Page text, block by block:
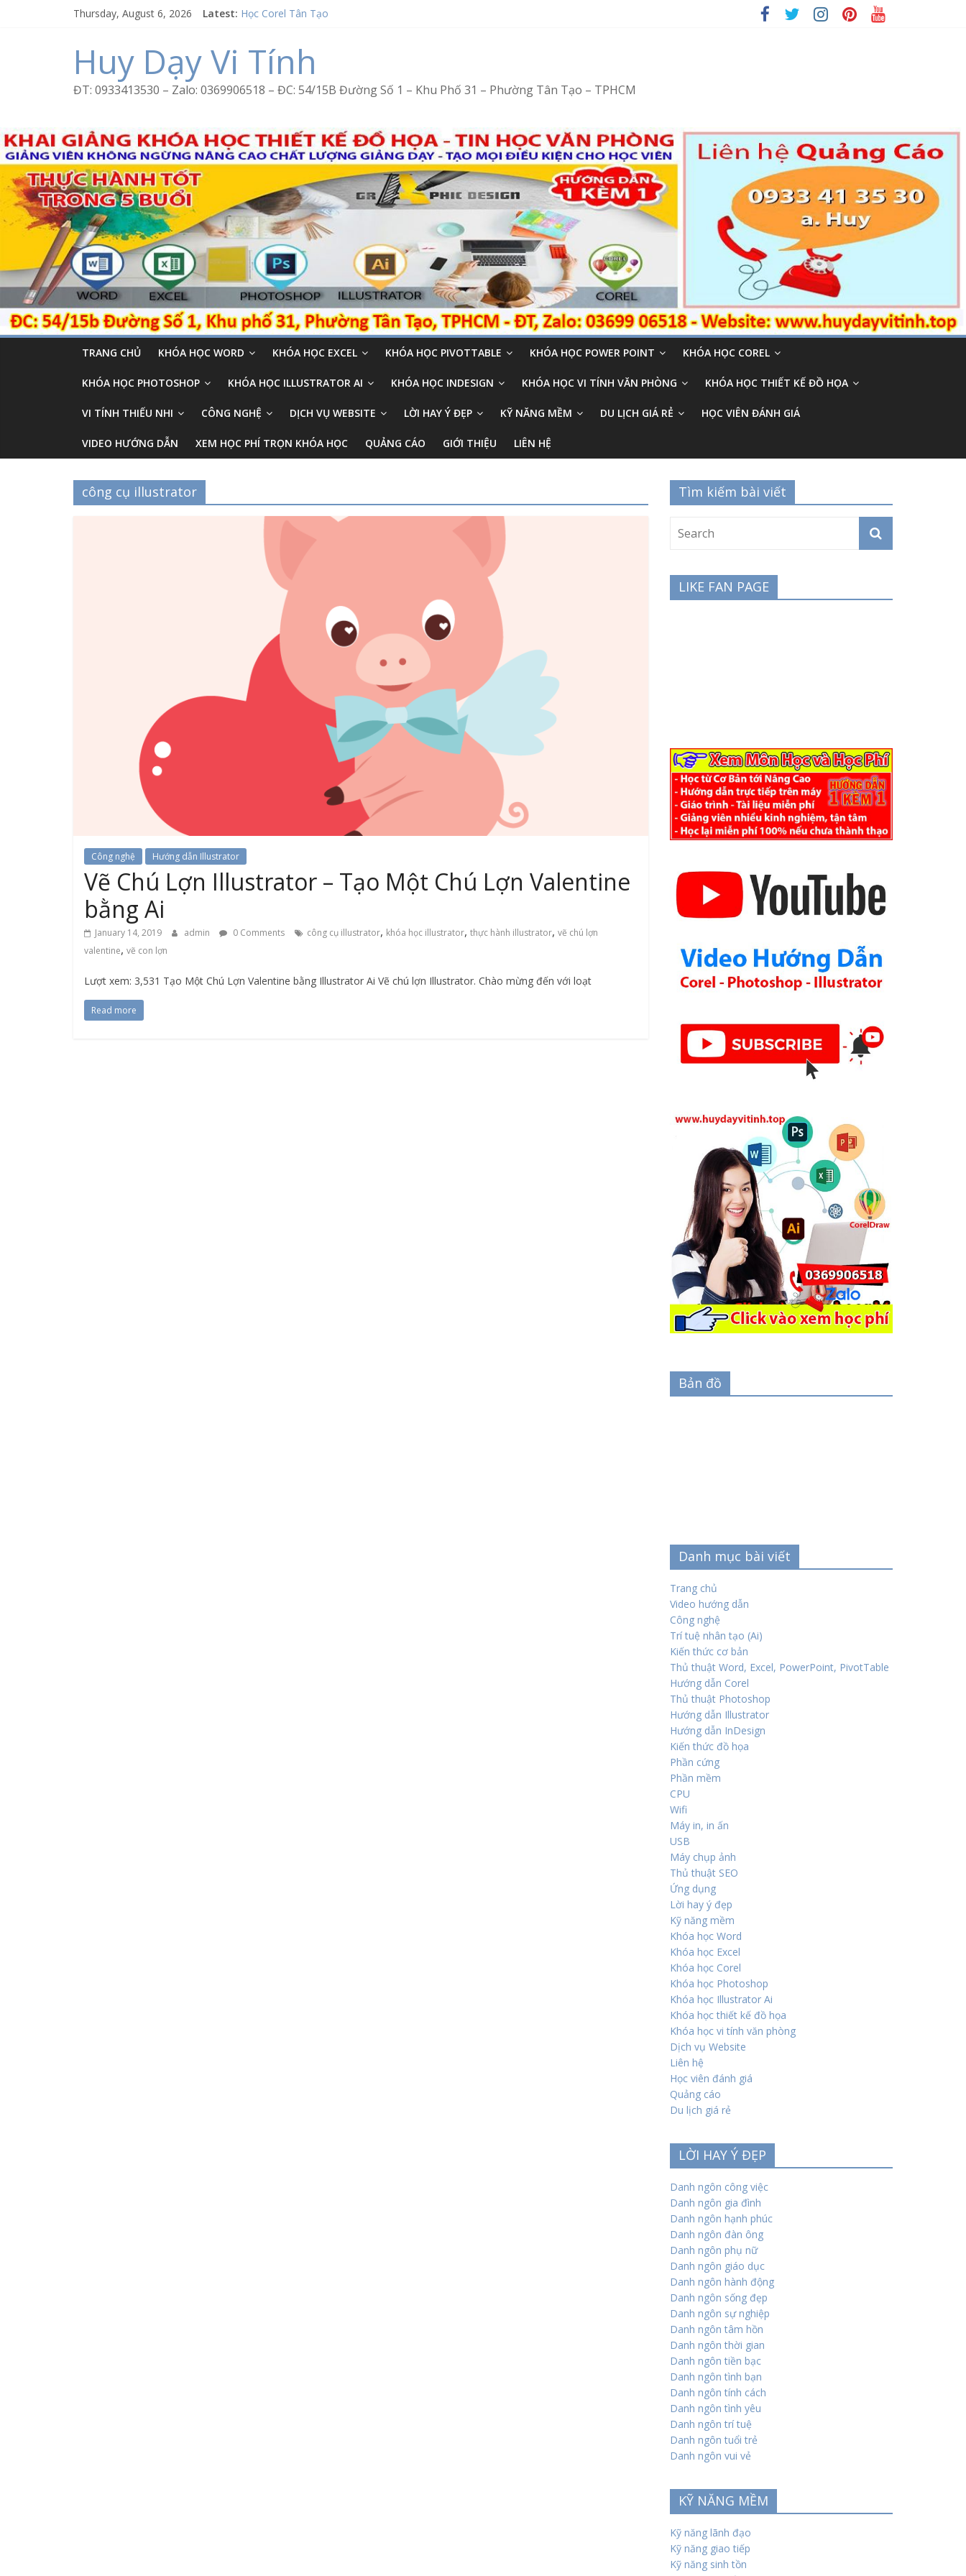
Thursday, August 6, 2026 Latest: Học Corel Tân Tạo
Excel Bình Trị Đông – Vi tính văn phòng cấp tốc
Word Bình Trị Đông – Tin học văn phòng cấp tốc
Huy Dạy Vi Tính
ĐT: 0933413530 – Zalo: 0369906518 – ĐC: 54/15B Đường Số 1 – Khu Phố 31 – Phường Tân Tạo – TPHCM
TRANG CHỦ KHÓA HỌC WORD KHÓA HỌC EXCEL KHÓA HỌC PIVOTTABLE KHÓA HỌC POWER POINT KHÓA HỌC COREL
KHÓA HỌC PHOTOSHOP KHÓA HỌC ILLUSTRATOR AI KHÓA HỌC INDESIGN KHÓA HỌC VI TÍNH VĂN PHÒNG KHÓA HỌC THIẾT KẾ ĐỒ HỌA
VI TÍNH THIẾU NHI CÔNG NGHỆ DỊCH VỤ WEBSITE LỜI HAY Ý ĐẸP KỸ NĂNG MỀM DU LỊCH GIÁ RẺ HỌC VIÊN ĐÁNH GIÁ
VIDEO HƯỚNG DẪN XEM HỌC PHÍ TRỌN KHÓA HỌC QUẢNG CÁO GIỚI THIỆU LIÊN HỆ
công cụ illustrator
Công nghệ Hướng dẫn Illustrator
Vẽ Chú Lợn Illustrator – Tạo Một Chú Lợn Valentine
bằng Ai
January 14, 2019 admin 0 Comments công cụ illustrator, khóa học illustrator, thực hành illustrator, vẽ chú lợn
valentine, vẽ con lợn
Lượt xem: 3,531 Tạo Một Chú Lợn Valentine bằng Illustrator Ai Vẽ chú lợn Illustrator. Chào mừng đến với loạt
Read more
Tìm kiếm bài viết
LIKE FAN PAGE
Bản đồ
Danh mục bài viết
Trang chủ
Video hướng dẫn
Công nghệ
Trí tuệ nhân tạo (Ai)
Kiến thức cơ bản
Thủ thuật Word, Excel, PowerPoint, PivotTable
Hướng dẫn Corel
Thủ thuật Photoshop
Hướng dẫn Illustrator
Hướng dẫn InDesign
Kiến thức đồ họa
Phần cứng
Phần mềm
CPU
Wifi
Máy in, in ấn
USB
Máy chụp ảnh
Thủ thuật SEO
Ứng dụng
Lời hay ý đẹp
Kỹ năng mềm
Khóa học Word
Khóa học Excel
Khóa học Corel
Khóa học Photoshop
Khóa học Illustrator Ai
Khóa học thiết kế đồ họa
Khóa học vi tính văn phòng
Dịch vụ Website
Liên hệ
Học viên đánh giá
Quảng cáo
Du lịch giá rẻ
LỜI HAY Ý ĐẸP
Danh ngôn công việc
Danh ngôn gia đình
Danh ngôn hạnh phúc
Danh ngôn đàn ông
Danh ngôn phụ nữ
Danh ngôn giáo dục
Danh ngôn hành động
Danh ngôn sống đẹp
Danh ngôn sự nghiệp
Danh ngôn tâm hồn
Danh ngôn thời gian
Danh ngôn tiền bạc
Danh ngôn tình bạn
Danh ngôn tính cách
Danh ngôn tình yêu
Danh ngôn trí tuệ
Danh ngôn tuổi trẻ
Danh ngôn vui vẻ
KỸ NĂNG MỀM
Kỹ năng lãnh đạo
Kỹ năng giao tiếp
Kỹ năng sinh tồn